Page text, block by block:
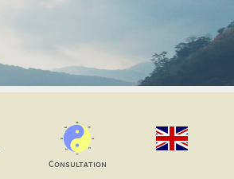
Consultation